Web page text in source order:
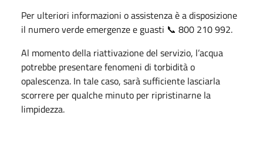
Per ulteriori informazioni o assistenza è a disposizione
il numero verde emergenze e guasti 📞 800 210 992.
Al momento della riattivazione del servizio, l’acqua
potrebbe presentare fenomeni di torbidità o
opalescenza. In tale caso, sarà sufficiente lasciarla
scorrere per qualche minuto per ripristinarne la
limpidezza.